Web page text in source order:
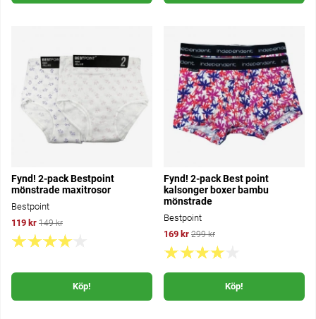
Fynd! 2-pack Bestpoint
mönstrade maxitrosor
Bestpoint
119 kr 149 kr
Köp!
Fynd! 2-pack Best point
kalsonger boxer bambu
mönstrade
Bestpoint
169 kr 299 kr
Köp!